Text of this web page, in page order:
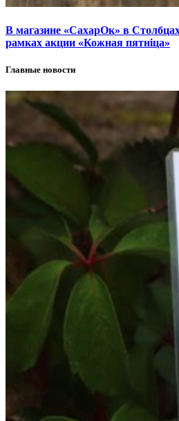
В магазине «СахарОк» в
рамках акции «Кожная пятніца»
Главные новости